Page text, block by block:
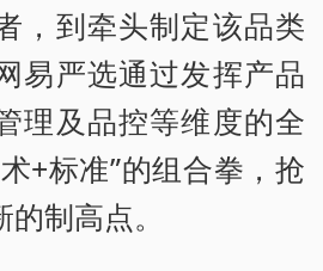
，到牵头制定该品类
易严选通过发挥产品
理及品控等维度的全
+标准”的组合拳，抢
制高点。